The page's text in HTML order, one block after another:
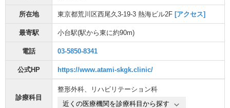
所在地 東京都荒川区西尾久3-19-3 熱海ビル2F [アクセス]
最寄駅 小台駅(駅から東に約90m)
電話 03-5850-8341
公式HP https://www.atami-skgk.clinic/
診療科目
整形外科、
リハビリテーション科
近くの医療機関を診療科目から探す